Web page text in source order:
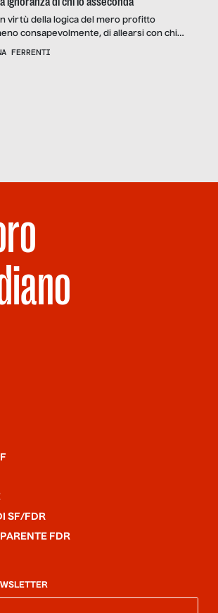
virtù della logica del mero profitto
consapevolmente, di allearsi con chi
produttive ed industriali selvagge. In Italia
FERRENTI
SF/FDR
FDR